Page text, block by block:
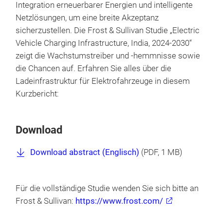
Integration erneuerbarer Energien und intelligente
Netzlösungen, um eine breite Akzeptanz
sicherzustellen. Die Frost & Sullivan Studie „Electric
Vehicle Charging Infrastructure, India, 2024-2030“
zeigt die Wachstumstreiber und -hemmnisse sowie
die Chancen auf. Erfahren Sie alles über die
Ladeinfrastruktur für Elektrofahrzeuge in diesem
Kurzbericht:
Download
Download abstract (Englisch) (PDF, 1 MB)
Für die vollständige Studie wenden Sie sich bitte an
Frost & Sullivan: https://www.frost.com/